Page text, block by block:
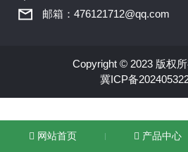
邮箱：476121712@qq.com
Copyright © 2023 版权
冀ICP备
网站首页 产品中心